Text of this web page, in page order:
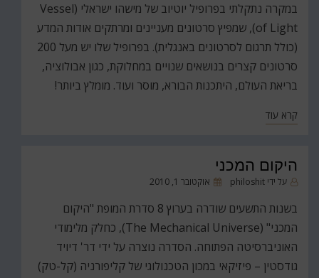
במקרה נתקלתי בפרופיל יוטיוב של מישהו ישראלי (Vessel
of Light), שמפיץ סרטונים מעניינים ומרתקים אודות המדע
(כולל תרגום לסרטונים באנגלית). בפרופיל שלו יש מעל 200
סרטונים קצרים בנושאים שנויים במחלוקת, כגון אבולוציה,
בריאת העולם, היתכנות הבורא, מוסר ועוד. מומלץ ביותר!
קרא עוד
היקום המכני
על ידי philoshit
פורסםאוקטובר 1, 2010
בשנות התשעים שודרה בערוץ 8 סדרת המופת "היקום
המכני" (The Mechanical Universe), כחלק מלימודי
האוניברסיטה הפתוחה. הסדרה נוצרה על ידי דר' דיויד
גודסטין – פיזיקאי במכון הטכנולוגי של קליפורניה (קל-טק)